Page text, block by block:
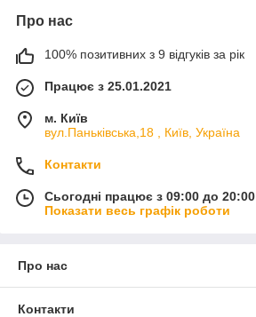
Про нас
100% позитивних з 9 відгуків за рік
Працює з 25.01.2021
м. Київ
вул.Паньківська,18 , Київ, Україна
Контакти
Сьогодні працює з 09:00 до 20:00
Показати весь графік роботи
Про нас
Контакти